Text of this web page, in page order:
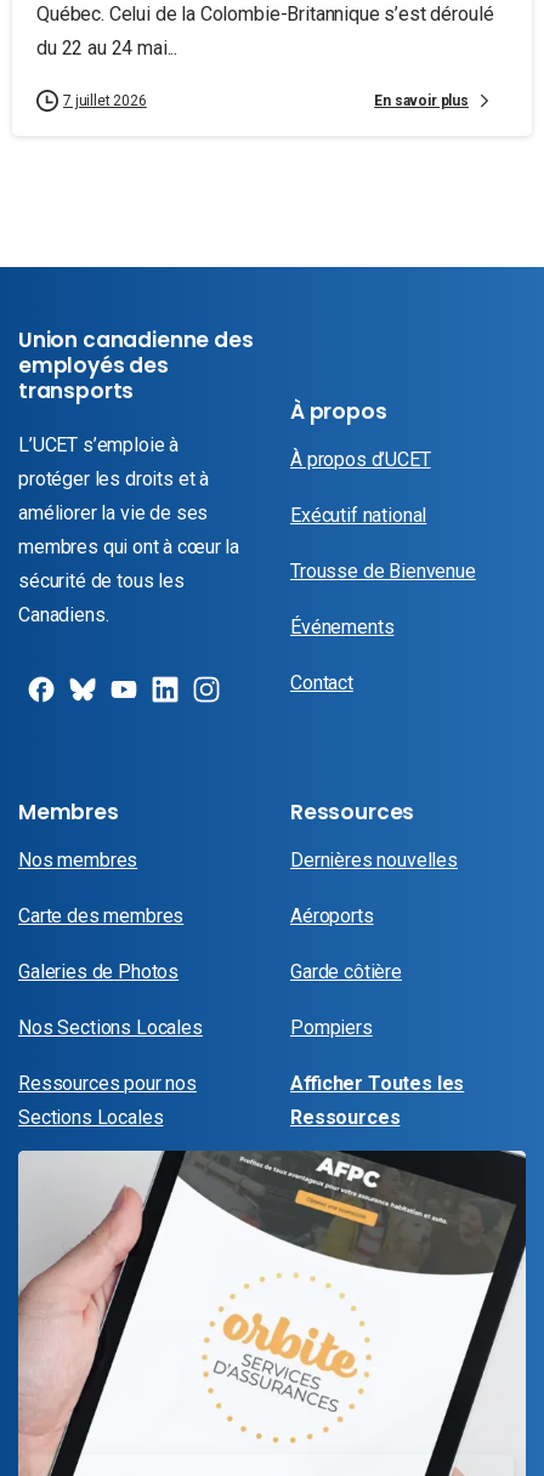
Québec. Celui de la Colombie-Britannique s’est déroulé
du 22 au 24 mai...
7 juillet 2026 En savoir plus
Union canadienne des
employés des
transports
L’UCET s’emploie à
protéger les droits et à
améliorer la vie de ses
membres qui ont à cœur la
sécurité de tous les
Canadiens.
À propos
À propos d’UCET
Exécutif national
Trousse de Bienvenue
Événements
Contact
Membres
Nos membres
Carte des membres
Galeries de Photos
Nos Sections Locales
Ressources pour nos
Sections Locales
Ressources
Dernières nouvelles
Aéroports
Garde côtière
Pompiers
Afficher Toutes les
Ressources